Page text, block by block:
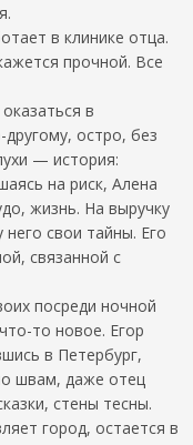
в клинике отца.
прочной. Все
в
другому, остро, без
— история:
на риск, Алена
жизнь. На выручку
свои тайны. Его
связанной с
посреди ночной
то новое. Егор
в Петербург,
швам, даже отец
стены тесны.
город, остается в